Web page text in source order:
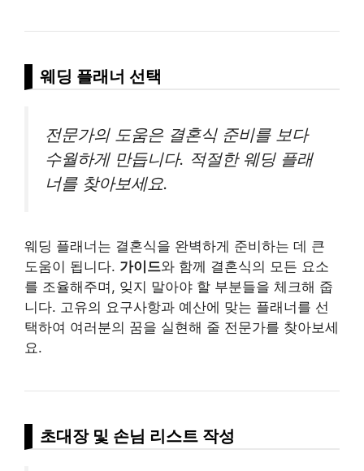
웨딩 플래너 선택
전문가의 도움은 결혼식 준비를 보다
수월하게 만듭니다. 적절한 웨딩 플래
너를 찾아보세요.
웨딩 플래너는 결혼식을 완벽하게 준비하는 데 큰
도움이 됩니다. 가이드와 함께 결혼식의 모든 요소
를 조율해주며, 잊지 말아야 할 부분들을 체크해 줍
니다. 고유의 요구사항과 예산에 맞는 플래너를 선
택하여 여러분의 꿈을 실현해 줄 전문가를 찾아보세
요.
초대장 및 손님 리스트 작성